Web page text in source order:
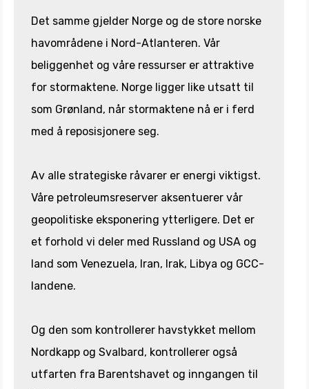
Det samme gjelder Norge og de store norske
havområdene i Nord-Atlanteren. Vår
beliggenhet og våre ressurser er attraktive
for stormaktene. Norge ligger like utsatt til
som Grønland, når stormaktene nå er i ferd
med å reposisjonere seg.
Av alle strategiske råvarer er energi viktigst.
Våre petroleumsreserver aksentuerer vår
geopolitiske eksponering ytterligere. Det er
et forhold vi deler med Russland og USA og
land som Venezuela, Iran, Irak, Libya og GCC-
landene.
Og den som kontrollerer havstykket mellom
Nordkapp og Svalbard, kontrollerer også
utfarten fra Barentshavet og inngangen til